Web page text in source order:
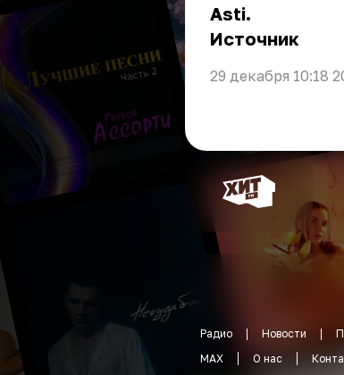
Asti.
Источник
29 декабря 10:18
Радио Новости
MAX
О нас